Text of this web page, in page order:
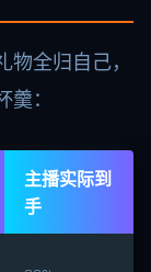
全归自己，
：
主播实际到
手